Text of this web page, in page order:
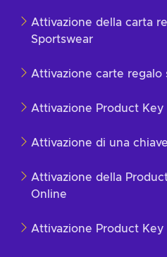
Attivazione della carta
Sportswear
Attivazione carte regalo
Attivazione Product
Attivazione di una
Attivazione della
Online
Attivazione Product Key